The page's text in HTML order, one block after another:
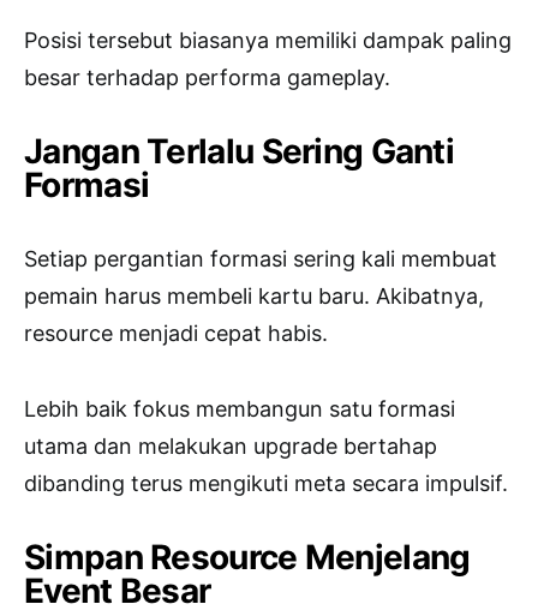
Posisi tersebut biasanya memiliki dampak paling
besar terhadap performa gameplay.
Jangan Terlalu Sering Ganti
Formasi
Setiap pergantian formasi sering kali membuat
pemain harus membeli kartu baru. Akibatnya,
resource menjadi cepat habis.
Lebih baik fokus membangun satu formasi
utama dan melakukan upgrade bertahap
dibanding terus mengikuti meta secara impulsif.
Simpan Resource Menjelang
Event Besar